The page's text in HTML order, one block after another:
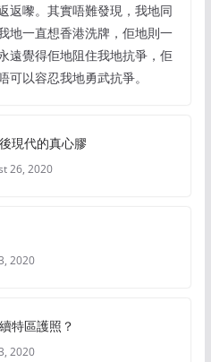
返嚟。其實唔難發現，我地同
地一直想香港洗牌，佢地則一
遠覺得佢地阻住我地抗爭，佢
以容忍我地勇武抗爭。
現代的真心膠
26, 2020
2020
特區護照？
2020